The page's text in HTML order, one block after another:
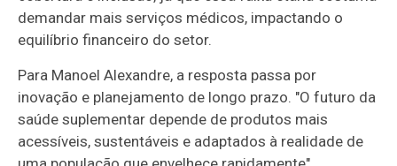
demandar mais serviços médicos, impactando o
equilíbrio financeiro do setor.
Para Manoel Alexandre, a resposta passa por
inovação e planejamento de longo prazo. "O futuro da
saúde suplementar depende de produtos mais
acessíveis, sustentáveis e adaptados à realidade de